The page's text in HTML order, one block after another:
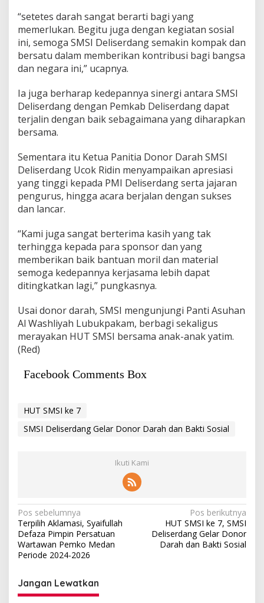
“setetes darah sangat berarti bagi yang
memerlukan. Begitu juga dengan kegiatan sosial
ini, semoga SMSI Deliserdang semakin kompak dan
bersatu dalam memberikan kontribusi bagi bangsa
dan negara ini,” ucapnya.
Ia juga berharap kedepannya sinergi antara SMSI
Deliserdang dengan Pemkab Deliserdang dapat
terjalin dengan baik sebagaimana yang diharapkan
bersama.
Sementara itu Ketua Panitia Donor Darah SMSI
Deliserdang Ucok Ridin menyampaikan apresiasi
yang tinggi kepada PMI Deliserdang serta jajaran
pengurus, hingga acara berjalan dengan sukses
dan lancar.
“Kami juga sangat berterima kasih yang tak
terhingga kepada para sponsor dan yang
memberikan baik bantuan moril dan material
semoga kedepannya kerjasama lebih dapat
ditingkatkan lagi,” pungkasnya.
Usai donor darah, SMSI mengunjungi Panti Asuhan
Al Washliyah Lubukpakam, berbagi sekaligus
merayakan HUT SMSI bersama anak-anak yatim.
(Red)
Facebook Comments Box
HUT SMSI ke 7
SMSI Deliserdang Gelar Donor Darah dan Bakti Sosial
Ikuti Kami
Navigasi
pos
Pos sebelumnya
Terpilih Aklamasi, Syaifullah
Defaza Pimpin Persatuan
Wartawan Pemko Medan
Periode 2024-2026
Pos berikutnya
HUT SMSI ke 7, SMSI
Deliserdang Gelar Donor
Darah dan Bakti Sosial
Jangan Lewatkan